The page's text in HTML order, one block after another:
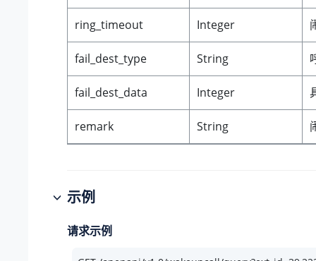
ring_timeout Integer
fail_dest_type String
fail_dest_data Integer
remark String
示例
请求示例